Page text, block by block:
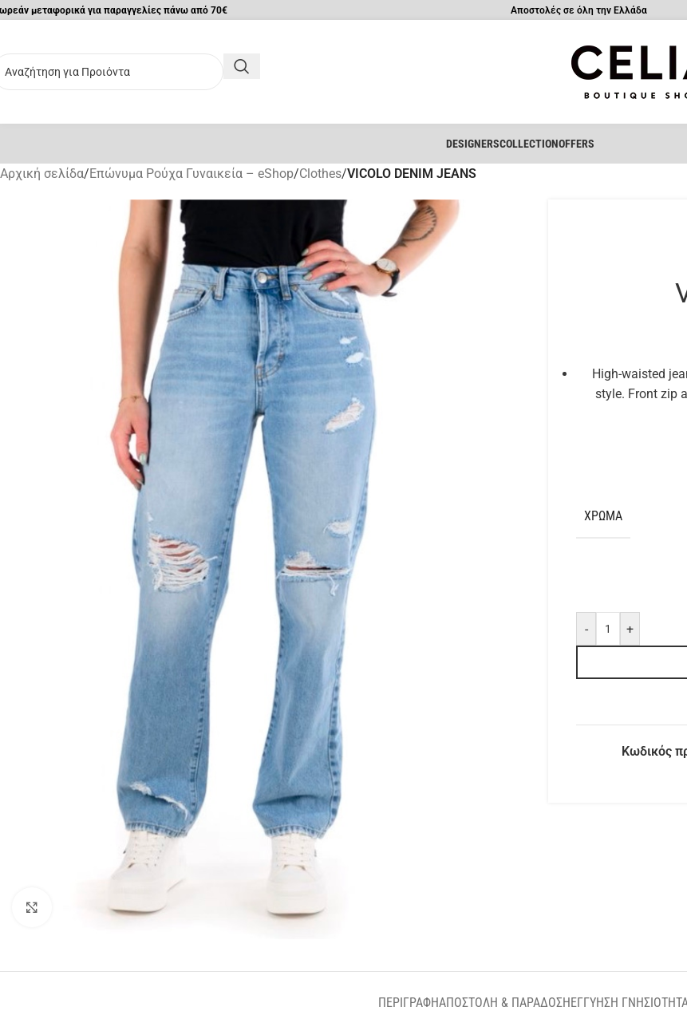
μεταφορικά για παραγγελίες πάνω από 70€ Αποστολές σε όλη την Ελλάδα
DESIGNERSCOLLECTIONOFFERS
Αρχική σελίδα/Επώνυμα Ρούχα Γυναικεία – eShop/Clothes/VICOLO DENIM JEANS
Click to enlarge
High-waisted
style. Front zip
ΧΡΏΜΑ
- +
Κωδικός
ΠΕΡΙΓΡΑΦΉΑΠΟΣΤΟΛΉ & ΠΑΡΆΔΟΣΗΕΓΓΎΗΣΗ